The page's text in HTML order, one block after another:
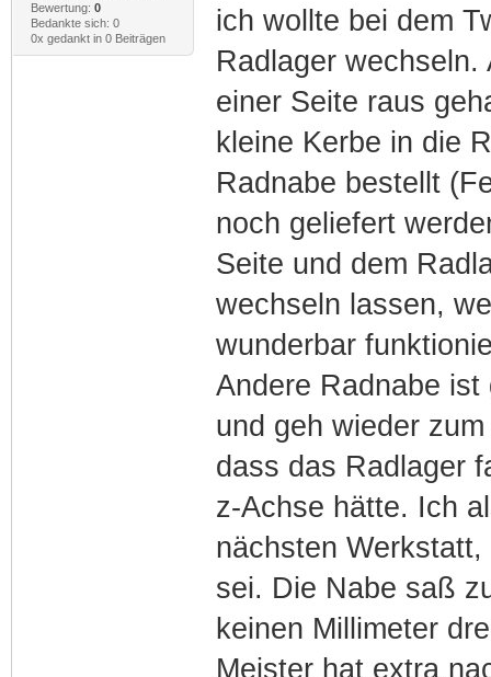
Bewertung: 0
Bedankte sich: 0
0x gedankt in 0 Beiträgen
ich wollte bei dem
Radlager
einer Seite raus
kleine Kerbe in die
Radnabe bestellt
noch geliefert
Seite und dem
wechseln lassen,
wunderbar
Andere Radnabe
und geh wieder
dass das Radlager
z-Achse hätte. Ich
nächsten
sei. Die Nabe saß
keinen Millimeter
Meister hat extra